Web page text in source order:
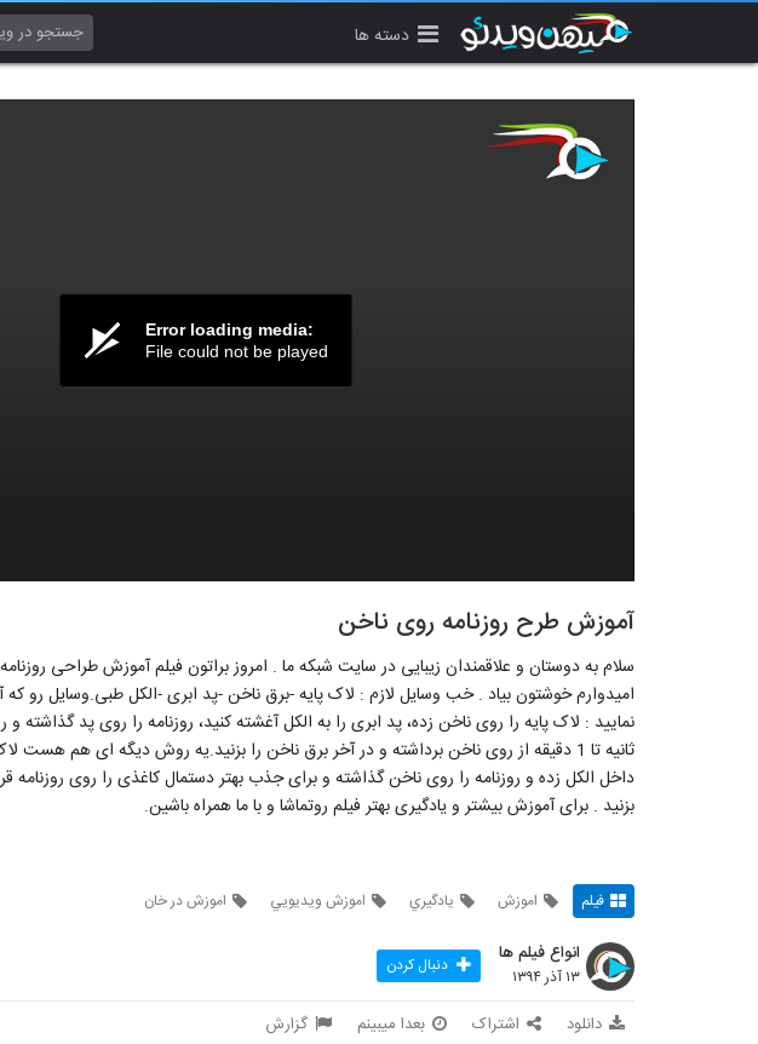
دسته ها
Error loading media:
File could not be played
آموزش طرح روزنامه روی ناخن
سلام به دوستان و علاقمندان زیبایی در سایت شبکه ما . امروز براتون فیلم آموزش طراحی
امیدوارم خوشتون بیاد . خب وسایل لازم : لاک پایه -برق ناخن -پد ابری -الکل طبی.وسایل رو که
ثانیه تا 1 دقیقه از روی ناخن برداشته و در آخر برق ناخن را بزنید.یه روش دیگه ای هم
داخل الکل زده و روزنامه را روی ناخن گذاشته و برای جذب بهتر دستمال کاغذی را روی روزنامه
بزنید . برای آموزش بیشتر و یادگیری بهتر فیلم روتماشا و با ما همراه باشین.
فیلم اموزش يادگيري اموزش ويديويي اموزش در خان
انواع فیلم ها
۱۳ آذر ۱۳۹۴ دنبال کردن
دانلود اشتراک بعدا میبینم گزارش